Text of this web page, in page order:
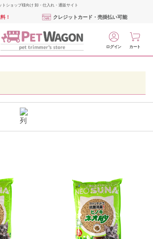
ショップ様向け 卸・仕入れ・通販サイト
！ クレジットカード・売掛払い可能
ログイン カート